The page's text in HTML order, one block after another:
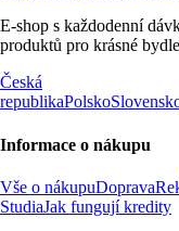
E-shop s každodenní
produktů pro krásné
Česká
republikaPolsko
Informace o nákupu
Vše o nákupuDoprava
StudiaJak fungují kredity